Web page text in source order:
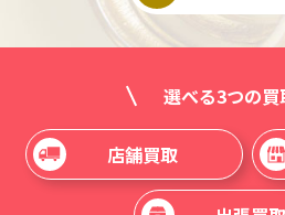
選べる3つの買
店舗買取